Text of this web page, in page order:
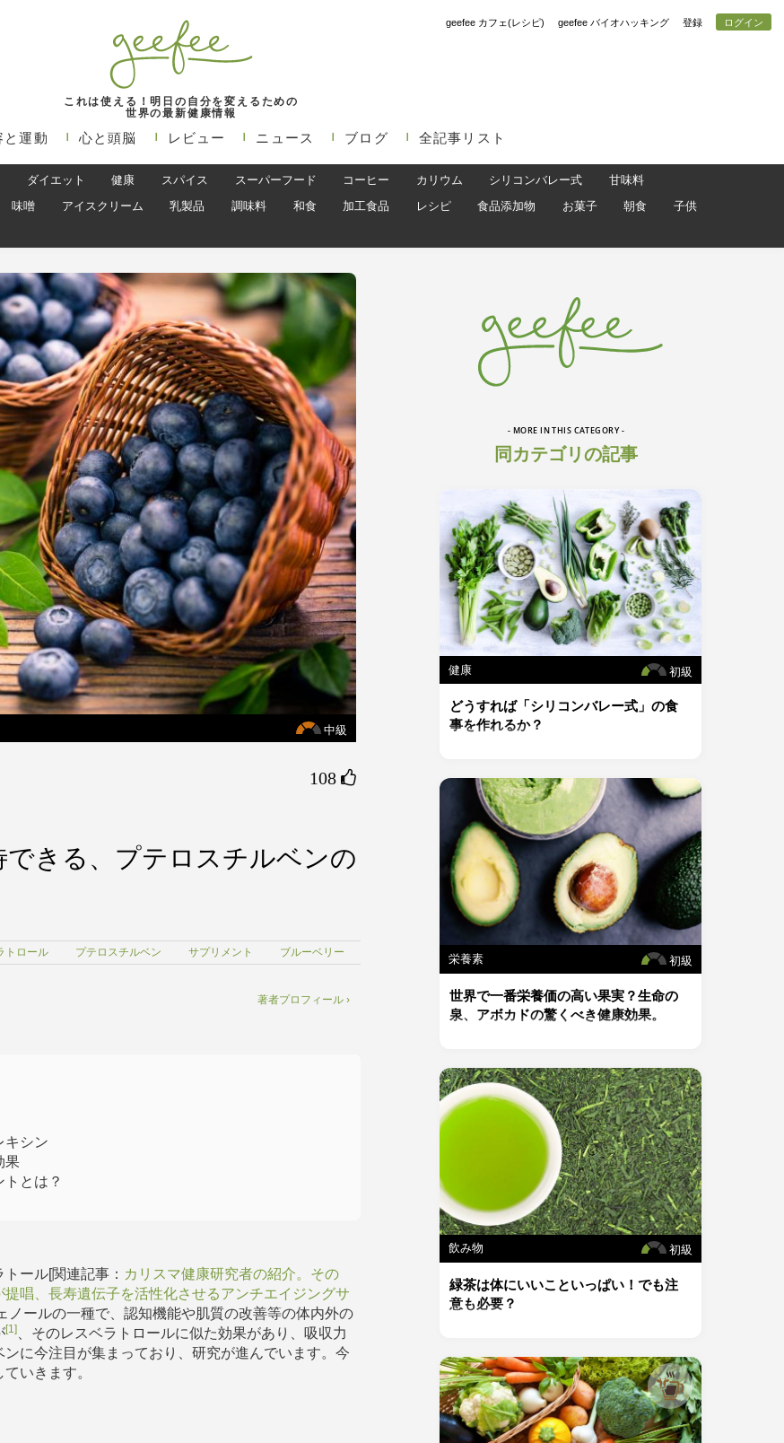
geefee カフェ(レシピ) geefee バイオハッキング 登録 ログイン
これは使える！明日の自分を変えるための
世界の最新健康情報
と運動 心と頭脳 レビュー ニュース ブログ 全記事リスト
ダイエット 健康 スパイス スーパーフード コーヒー カリウム シリコンバレー式
甘味料
味噌 アイスクリーム 乳製品 調味料 和食 加工食品 レシピ 食品添加物 お菓子 朝食
子供
中級
108 
きる、プテロスチルベンの
トロール プテロスチルベン サプリメント ブルーベリー
著者プロフィール ›
キシン
果
とは？
ール[関連記事： カリスマ健康研究者の紹介。その
唱、長寿遺伝子を活性化させるアンチエイジングサ
ールの一種で、認知機能や肌質の改善等の体内外の
[1] 、そのレスベラトロールに似た効果があり、吸収力
に今注目が集まっており、研究が進んでいます。今
いきます。
- MORE IN THIS CATEGORY -
同カテゴリの記事
初級
健康
どうすれば「シリコンバレー式」の食
事を作れるか？
初級
栄養素
世界で一番栄養価の高い果実？生命の
泉、アボカドの驚くべき健康効果。
初級
飲み物
緑茶は体にいいこといっぱい！でも注
意も必要？